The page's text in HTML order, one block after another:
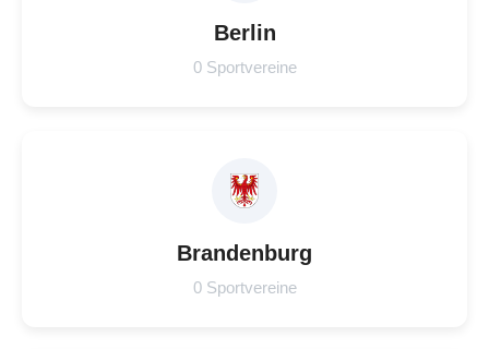
Berlin
0 Sportvereine
Brandenburg
0 Sportvereine